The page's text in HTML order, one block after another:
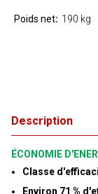
Description
ÉCONOMIE
Classe
Environ 71 %
Poids net 190 kg